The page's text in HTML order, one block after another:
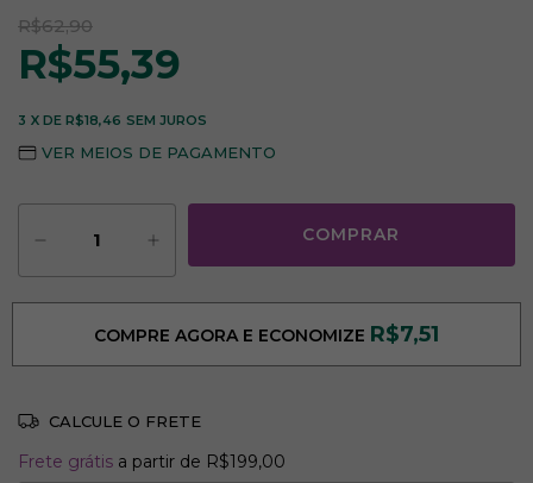
R$62,90
R$55,39
3 X DE R$18,46 SEM JUROS
VER MEIOS DE PAGAMENTO
COMPRE AGORA E ECONOMIZE R$7,51
CALCULE O FRETE
Frete grátis R$199,00
Frete grátis a partir de R$199,00